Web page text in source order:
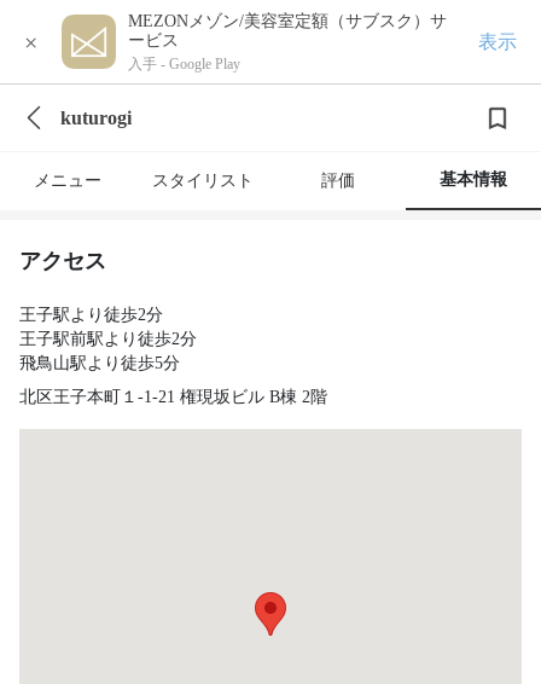
×
MEZONメゾン/美容室定額（サブスク）サ
ービス
入手 - Google Play
表示
kuturogi
メニュー スタイリスト 評価 基本情報
アクセス
王子駅より徒歩2分
王子駅前駅より徒歩2分
飛鳥山駅より徒歩5分
北区王子本町１-1-21 権現坂ビル B棟 2階